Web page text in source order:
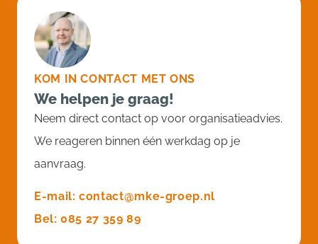
KOM IN CONTACT MET ONS
We helpen je graag!
Neem direct contact op voor organisatieadvies.
We reageren binnen één werkdag op je
aanvraag.
E-mail: contact@mke-groep.nl
Bel: 085 27 359 89